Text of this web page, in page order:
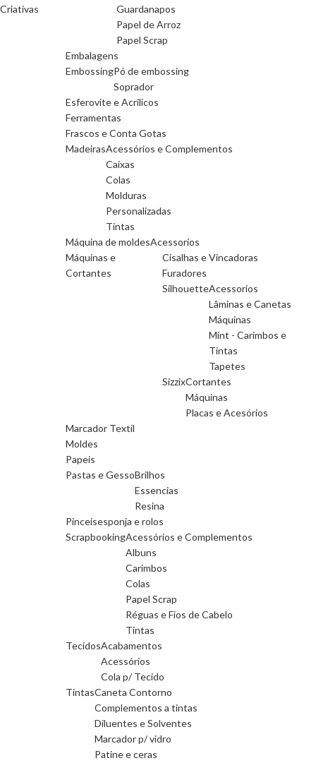
Criativas
Guardanapos
Papel de Arroz
Papel Scrap
Embalagens
EmbossingPó de embossing
Soprador
Esferovite e Acrilicos
Ferramentas
Frascos e Conta Gotas
MadeirasAcessórios e Complementos
Caixas
Colas
Molduras
Personalizadas
Tintas
Máquina de moldesAcessorios
Máquinas e
Cortantes
Cisalhas e Vincadoras
Furadores
SilhouetteAcessorios
Lâminas e Canetas
Máquinas
Mint - Carimbos e
Tintas
Tapetes
SizzixCortantes
Máquinas
Placas e Acesórios
Marcador Textil
Moldes
Papeis
Pastas e GessoBrilhos
Essencias
Resina
Pinceisesponja e rolos
ScrapbookingAcessórios e Complementos
Albuns
Carimbos
Colas
Papel Scrap
Réguas e Fios de Cabelo
Tintas
TecidosAcabamentos
Acessórios
Cola p/ Tecido
TintasCaneta Contorno
Complementos a tintas
Diluentes e Solventes
Marcador p/ vidro
Patine e ceras